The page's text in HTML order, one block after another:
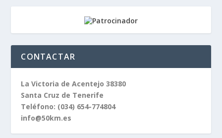
CONTACTAR
La Victoria de Acentejo 38380
Santa Cruz de Tenerife
Teléfono: (034) 654-774804
info@50km.es